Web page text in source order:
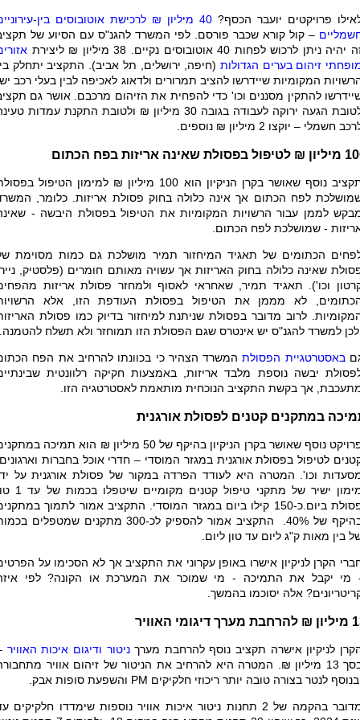
פרויקטים יועבר הכסף?
40 מיליון ₪ לרכישת אוטובוסים בין-
– קול קורא שכבר פורסם. לפי המשרד להגנ"ס עם הסיוע של
יהיה ניתן לרכוש לפחות 40 אוטובוסים נקיים. 38 מיליון ₪ ליצירת
זיהום בערים הגדולות (חיפה, ירושלים, תל אביב). התקציב יתחלק
המקומיות שיידרשו להציב תמרורים ולדאוג לאכיפה לבין בעלי רכב
להתקין מסננים וכו' כדי להפחית את הזיהום מרכבם. אושר גם
לטובת הגעה ירוקה לעבודה בגובה 30 מיליון ₪ ולטובת התקנת עמדות
חשמלי – יוקצו 2 מיליון ₪ נוספים.
שאינה אריזות בפח הכתום
תקציב נוסף שאושר בקרן הניקיון הוא 100 מיליון ₪ למימון הטיפול
לפח הכתום אך אינה כלולה בחוק פסולת אריזות. כלומר,
לממן עבור הרשויות המקומיות את הטיפול בפסולת היבשה -
- שמושלכת לפח הכתום.
הכתומים של תאגיד המיחזור תמיר מושלכת גם כמות מסוימת
שאינה כלולה בחוק האריזות אך עשויה מאותם חומרים (פלסטיק,
וכו'). תאגיד תמיר, שאחראי לאסוף ולמחזר פסולת אריזות
לא מממן את הטיפול בפסולת העודפת הזו, אלא
לרוב מדובר בפסולת שניתנת למיחזור בדיוק כמו פסולת
למשרד להגנ"ס יש אינטרס שגם הפסולת הזו תמוחזר ולא תשלח להטמנה.
באסטרטגיית הפסולתהמשרד הצהיר כי בכוונתו להרחיב את הפח
יבשה נוספת מלבד אריזות, באמצעות חקיקה רלוונטית
אך בקשת התקציב הנוכחית מותאמת לאסטרטגיה הזו.
במתקנים קטנים לפסולת אורגנית
פרויקט נוסף שאושר בקרן הניקיון בהיקף של 50 מיליון ₪ הוא תמיכה
לטיפול בפסולת אורגנית במגזר המוסדי – חדרי אוכל בחברות
וכו'. המטרה היא לעודד הפרדה במקור של פסולת אורגנית על
מימון ישיר של מתקני טיפול קטנים
פסולת ביום.כ-150 קילו ביום במגזר המוסדי. התקציב אמור לתמוך
בהיקף של 40%. התקציב אמור להספיק לכ-300 מתקנים שמטפלים
בין מאות ק"ג ליום עד טון ליום.
הקרן לניקיון אישרו באופן עקרוני את התקציב אך לא הסכימו על
מי יקבל את התמיכה - מי שמוכר את המערכת או הקונה? לפי
אלה יסוכמו בהמשך.
₪ להרחבת מערך דיגומי האוויר
לניקיון אישרה תקציב נוסף להרחבת מערךניטור ודיגום איכות האוויר
בסך 13 מיליון ₪. המטרה היא להרחיב את הניטור של זיהום אוויר
לנטר בצורה טובה יותר ריכוזי חלקיקים PM והשפעת סופות אבק.
מדובר בהקמה של 2 תחנות ניטור איכות אוויר נוספות שימדדו חלקיקים